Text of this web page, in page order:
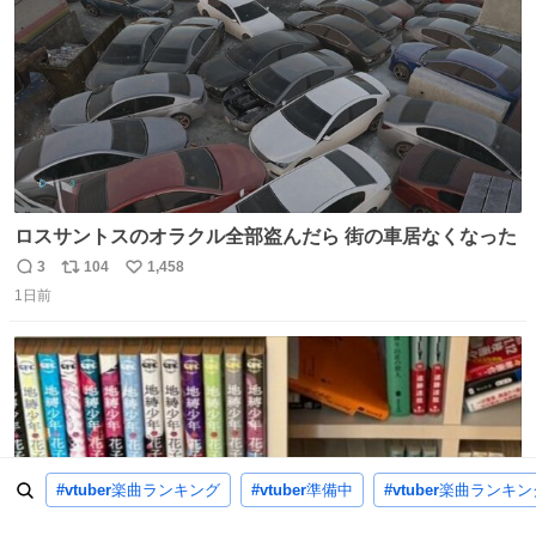
#vtuber楽曲ランキング #vtuber準備中 #vtuber楽曲ランキ
ロスサントスのオラクル全部盗んだら 街の車居なくなった
返
信
3
リ
ト
数
104
い
数
1,458
1日前